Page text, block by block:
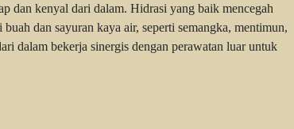
dan kenyal dari dalam. Hidrasi yang baik mencegah
dan sayuran kaya air, seperti semangka, mentimun,
dalam bekerja sinergis dengan perawatan luar untuk